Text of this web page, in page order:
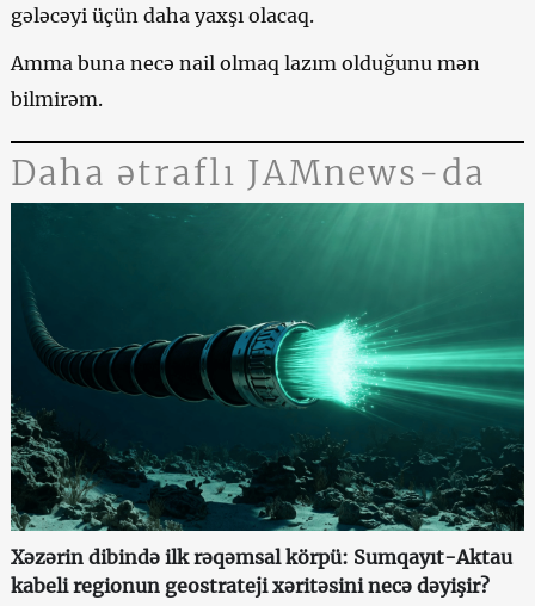
gələcəyi üçün daha yaxşı olacaq.
Amma buna necə nail olmaq lazım olduğunu mən
bilmirəm.
Daha ətraflı JAMnews-da
Xəzərin dibində ilk rəqəmsal körpü: Sumqayıt-Aktau
kabeli regionun geostrateji xəritəsini necə dəyişir?